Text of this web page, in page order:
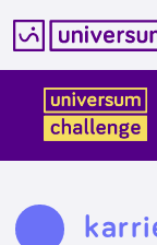
tartalomba